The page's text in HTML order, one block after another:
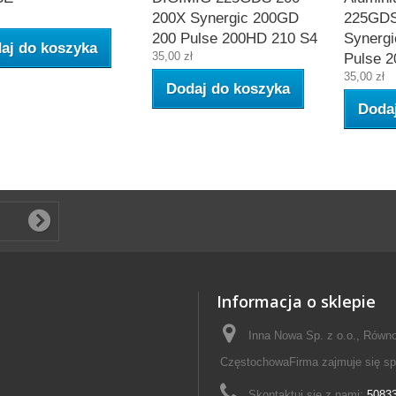
do koszyka
200X Synergic 200GD
200 Pulse 200HD 210 S4
35,00 zł
Dodaj do koszyka
Pulse
35,00 zł
Informacja o sklepie
Inna Nowa Sp. z o.o.,
CzęstochowaFirma zajmuje się